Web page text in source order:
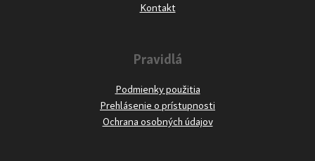
Kontakt
Pravidlá
Podmienky použitia
Prehlásenie o prístupnosti
Ochrana osobných údajov